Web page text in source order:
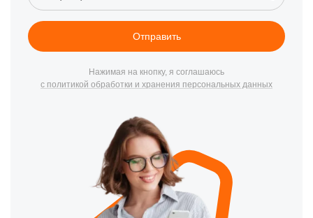
Отправить
Нажимая на кнопку, я соглашаюсь
с политикой обработки и хранения персональных данных